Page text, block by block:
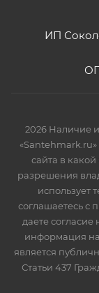
ИП
2026 Наличие
сайта в
разрешения
использует
соглашаетесь с
даете
информация
является
Статьи 437